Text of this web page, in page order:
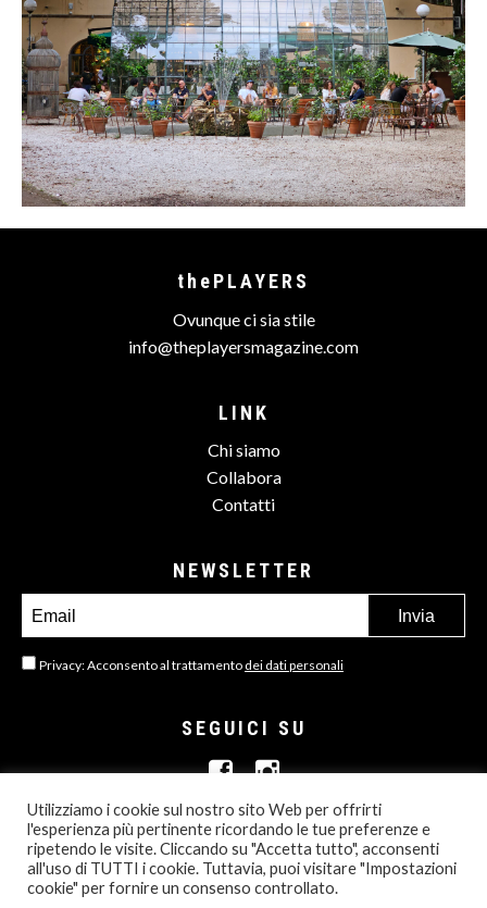
thePLAYERS
Ovunque ci sia stile
info@theplayersmagazine.com
LINK
Chi siamo
Collabora
Contatti
NEWSLETTER
Privacy: Acconsento al trattamento dei dati personali
SEGUICI SU
© 2013- 2026 ALL RIGHTS RESERVED
Utilizziamo i cookie sul nostro sito Web per offrirti
l'esperienza più pertinente ricordando le tue preferenze e
ripetendo le visite. Cliccando su "Accetta tutto", acconsenti
all'uso di TUTTI i cookie. Tuttavia, puoi visitare "Impostazioni
cookie" per fornire un consenso controllato.